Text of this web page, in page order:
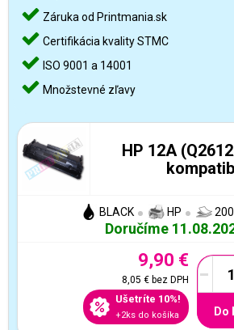
Záruka od Printmania.sk
Certifikácia kvality STMC
ISO 9001 a 14001
Množstevné zľavy
HP 12A
BLACK HP
Doručíme
9,90 €
8,05 €bez DPH
Ušetríte 10%!
+2ks do košíka
-
Do